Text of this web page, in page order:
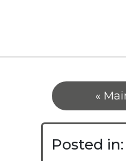
«
Posted in: